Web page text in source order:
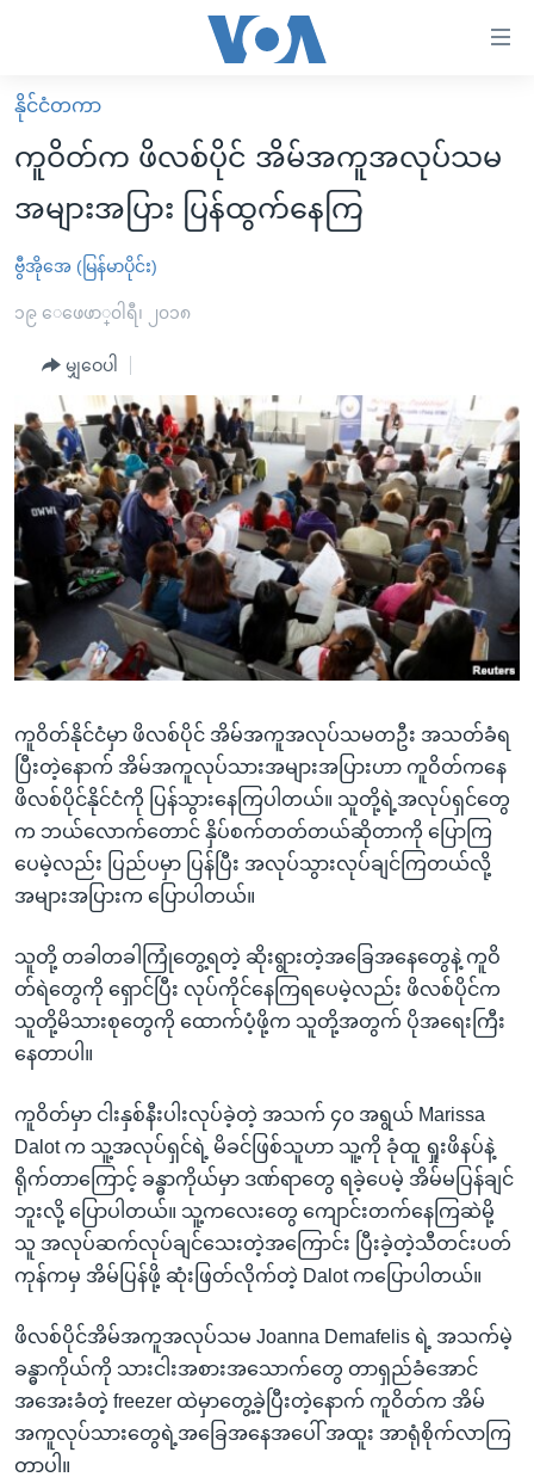
လွယ်ကူ
စေ
များ
ပင်မ
ကျော်
ကြည့်
ရန်
ပင်မ
အ
ညွန်း
စာမျက်နှာ
ကျော်
ရန်
ရှာဖွေ
ရန်
နေရာ
သို့
ကျော်
မူလစာမျက်နှာ
မြန်မာ
ကမ္ဘာ့သတင်းများ
နိုင်ငံတကာ
အစ္စရေး-ပါလက်စတိုင်း
ဗွီဒီယို
သတင်းလွတ်လပ်ခွင့်
အင်္ဂလိပ်စာလေ့လာမယ်
အမေရိကန်သုံးအီဒီယံ
မကြေးမုံရဲ့ အင်္ဂလိပ်စာ
ရုပ်ရှင်ထဲက အင်္ဂလိပ်စာ
သုတပဒေသာ အင်္ဂလိပ်စာ
အပတ်စဉ်ကဏ္ဍများ
ရေဒီယို
တီဗွီ
ရေဒီယိုနှင့်ရုပ်သံ အချက်အလက်များ
ရေဒီယို/တီဗွီအစီအစဉ်
Learning English
ဗွီအိုအေ လူမှုကွန်ယက်များ
ဘာသာစကားများ
နိုင်ငံတကာ
ကူဝိတ်က ဖိလစ်ပိုင် အိမ်အကူအလုပ်သမ
အများအပြား ပြန်ထွက်နေကြ
ဗွီအိုအေ (မြန်မာပိုင်း)
၁၉ ေဖေဖာ္၀ါရီ၊ ၂၀၁၈
မျှဝေပါ
ကူဝိတ်နိုင်ငံမှာ ဖိလစ်ပိုင် အိမ်အကူအလုပ်သမတဦး အသတ်ခံရ
ပြီးတဲ့နောက် အိမ်အကူလုပ်သားအများအပြားဟာ ကူဝိတ်ကနေ
ဖိလစ်ပိုင်နိုင်ငံကို ပြန်သွားနေကြပါတယ်။ သူတို့ရဲ့အလုပ်ရှင်တွေ
က ဘယ်လောက်တောင် နှိပ်စက်တတ်တယ်ဆိုတာကို ပြောကြ
ပေမဲ့လည်း ပြည်ပမှာ ပြန်ပြီး အလုပ်သွားလုပ်ချင်ကြတယ်လို့
အများအပြားက ပြောပါတယ်။
သူတို့ တခါတခါကြုံတွေ့ရတဲ့ ဆိုးရွားတဲ့အခြေအနေတွေနဲ့ ကူဝိ
တ်ရဲတွေကို ရှောင်ပြီး လုပ်ကိုင်နေကြရပေမဲ့လည်း ဖိလစ်ပိုင်က
သူတို့မိသားစုတွေကို ထောက်ပံ့ဖို့က သူတို့အတွက် ပိုအရေးကြီး
နေတာပါ။
ကူဝိတ်မှာ ငါးနှစ်နီးပါးလုပ်ခဲ့တဲ့ အသက် ၄၀ အရွယ် Marissa
Dalot က သူ့အလုပ်ရှင်ရဲ့ မိခင်ဖြစ်သူဟာ သူ့ကို ခုံထူ ရှုးဖိနပ်နဲ့
ရိုက်တာကြောင့် ခန္ဓာကိုယ်မှာ ဒဏ်ရာတွေ ရခဲ့ပေမဲ့ အိမ်မပြန်ချင်
ဘူးလို့ ပြောပါတယ်။ သူ့ကလေးတွေ ကျောင်းတက်နေကြဆဲမို့
သူ အလုပ်ဆက်လုပ်ချင်သေးတဲ့အကြောင်း ပြီးခဲ့တဲ့သီတင်းပတ်
ကုန်ကမှ အိမ်ပြန်ဖို့ ဆုံးဖြတ်လိုက်တဲ့ Dalot ကပြောပါတယ်။
ဖိလစ်ပိုင်အိမ်အကူအလုပ်သမ Joanna Demafelis ရဲ့ အသက်မဲ့
ခန္ဓာကိုယ်ကို သားငါးအစားအသောက်တွေ တာရှည်ခံအောင်
အအေးခံတဲ့ freezer ထဲမှာတွေ့ခဲ့ပြီးတဲ့နောက် ကူဝိတ်က အိမ်
အကူလုပ်သားတွေရဲ့အခြေအနေအပေါ် အထူး အာရုံစိုက်လာကြ
တာပါ။